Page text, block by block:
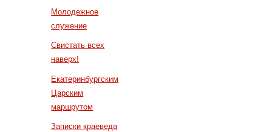
Молодежное
служение
Свистать всех
наверх!
Екатеринбургским
Царским
маршрутом
Записки краеведа